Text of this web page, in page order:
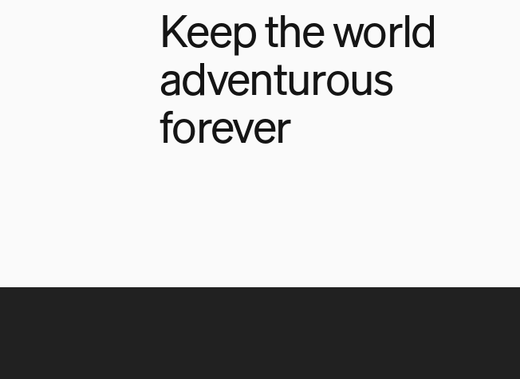
Keep the world
adventurous
forever